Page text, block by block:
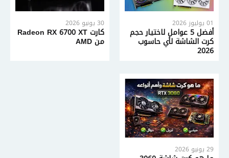
01 يوليوز 2026
أفضل 5 عوامل لاختيار حجم
كرت الشاشة لأي حاسوب
2026
30 يونيو 2026
كارت Radeon RX 6700 XT
من AMD
29 يونيو 2026